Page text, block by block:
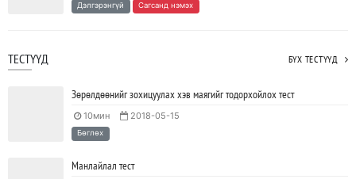
Дэлгэрэнгүй Сагсанд нэмэх
ТЕСТҮҮД БҮХ ТЕСТҮҮД
Зөрөлдөөнийг зохицуулах хэв маягийг тодорхойлох тест
10мин 2018-05-15
Бөглөх
Манлайлал тест